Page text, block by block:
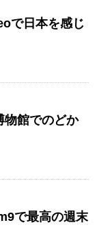
で日本を感じ
物館でのどか
で最高の週末